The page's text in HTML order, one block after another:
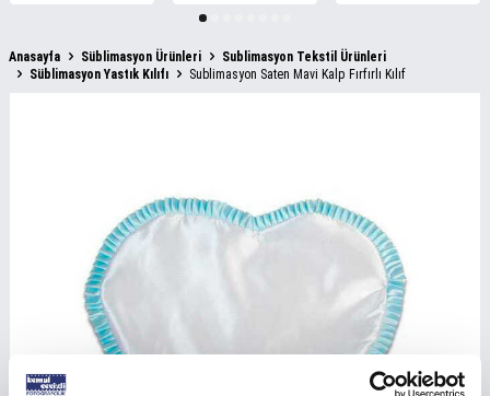
Anasayfa Süblimasyon Ürünleri
Sublimasyon Tekstil Ürünleri
Süblimasyon Yastık Kılıfı
Sublimasyon Saten Mavi Kalp Fırfırlı Kılıf